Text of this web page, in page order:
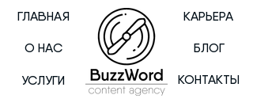
ГЛАВНАЯ
О НАС
УСЛУГИ
КАРЬЕРА
БЛОГ
КОНТАКТЫ